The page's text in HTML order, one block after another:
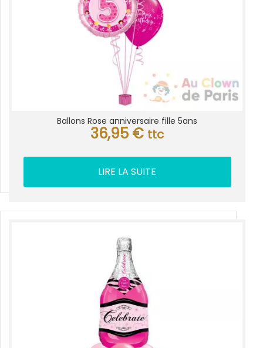
Ballons Rose anniversaire fille 5ans
36,95 € ttc
LIRE LA SUITE